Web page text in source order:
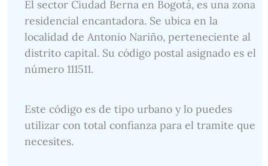
El sector Ciudad Berna en Bogotá, es una zona
residencial encantadora. Se ubica en la
localidad de Antonio Nariño, perteneciente al
distrito capital. Su código postal asignado es el
número 111511.
Este código es de tipo urbano y lo puedes
utilizar con total confianza para el tramite que
necesites.